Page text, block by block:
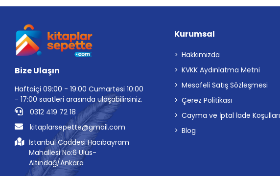
Bize Ulaşın
Haftaiçi 09:00 - 19:00 Cumartesi 10:00
- 17:00 saatleri arasında ulaşabilirsiniz.
0312 419 72 18
kitaplarsepette@gmail.com
İstanbul Caddesi Hacıbayram
Mahallesi No:6 Ulus-
Altındağ/Ankara
Kurumsal
Hakkımızda
KVKK Aydınlatma Metni
Mesafeli Satış Sözleşmesi
Çerez Politikası
Cayma ve İptal İade Koşulları
Blog